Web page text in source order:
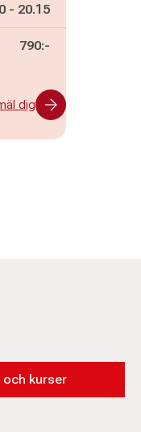
mellan
- och
20.15
790:-
dig
och kurser